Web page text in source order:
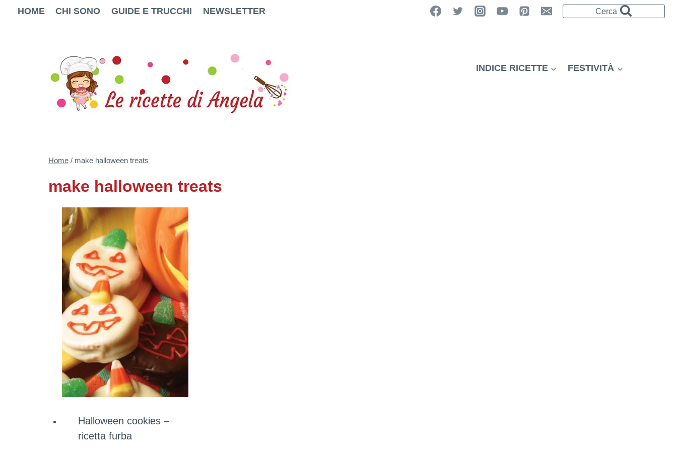
SaltaHOME CHI SONO GUIDE E TRUCCHI NEWSLETTER Cerca
INDICE RICETTE FESTIVITÀ
Home / make halloween treats
make halloween treats
Halloween cookies –
ricetta furba